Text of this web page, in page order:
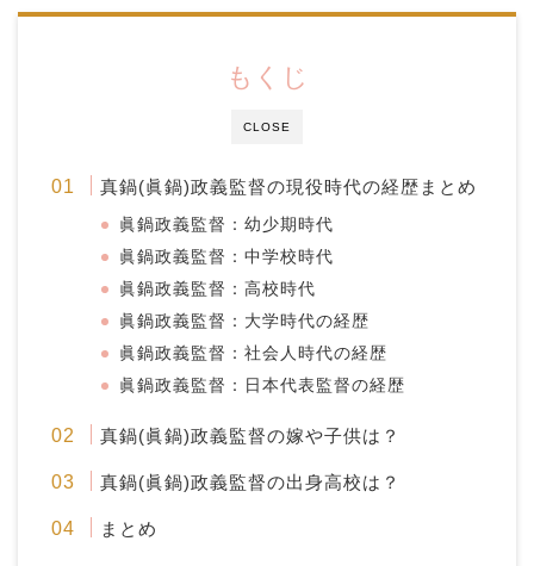
CLOSE
もくじ
真鍋(眞鍋)政義監督の現役時代の経歴まとめ
眞鍋政義監督：幼少期時代
眞鍋政義監督：中学校時代
眞鍋政義監督：高校時代
眞鍋政義監督：大学時代の経歴
眞鍋政義監督：社会人時代の経歴
眞鍋政義監督：日本代表監督の経歴
真鍋(眞鍋)政義監督の嫁や子供は？
真鍋(眞鍋)政義監督の出身高校は？
まとめ